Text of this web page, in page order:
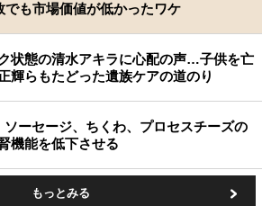
でも市場価値が低かったワケ
状態の清水アキラに心配の声…子供を亡
輝らもたどった遺族ケアの道のり
ソーセージ、ちくわ、プロセスチーズの
機能を低下させる
もっとみる